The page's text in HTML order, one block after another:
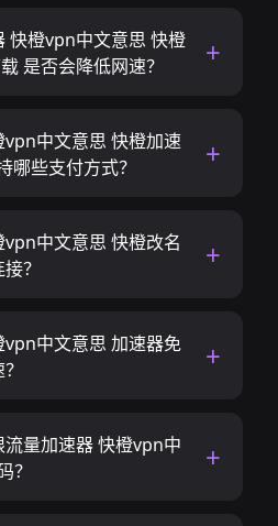
快橙vpn中文意思 快橙
是否会降低网速？
中文意思 快橙加速
哪些支付方式？
中文意思 快橙改名
？
中文意思 加速器免
量加速器 快橙vpn中
？